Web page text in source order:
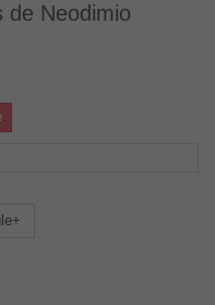
de Neodimio